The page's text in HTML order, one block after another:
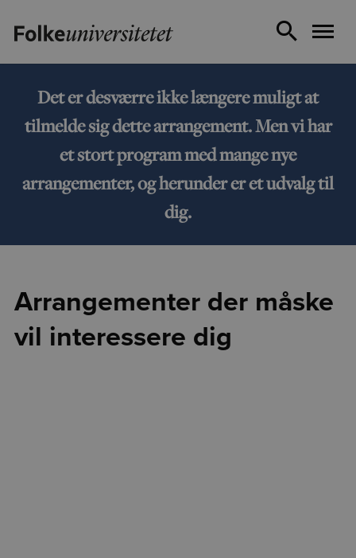
Det er desværre ikke længere muligt at
tilmelde sig dette arrangement. Men vi har
et stort program med mange nye
arrangementer, og herunder er et udvalg til
dig.
Arrangementer der måske
vil interessere dig